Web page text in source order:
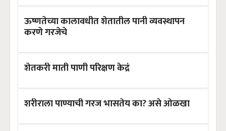
ऊष्णतेच्या कालावधीत शेतातील पानी व्यवस्थापन
करणे गरजेचे
शेतकरी माती पाणी परिक्षण केद्रं
शरीराला पाण्याची गरज भासतेय का? असे ओळखा